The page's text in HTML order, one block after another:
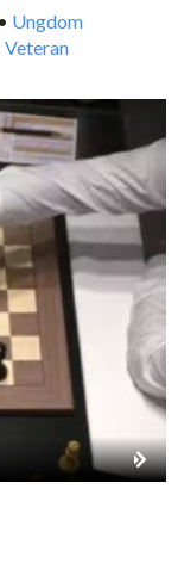
• Ungdom
Veteran